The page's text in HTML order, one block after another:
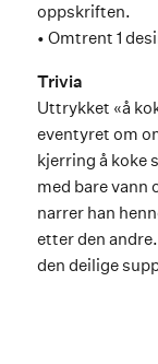
oppskriften.
• Omtrent 1
Trivia
Uttrykket «å
eventyret om
kjerring å koke
med bare vann
narrer han
etter den
den deilige